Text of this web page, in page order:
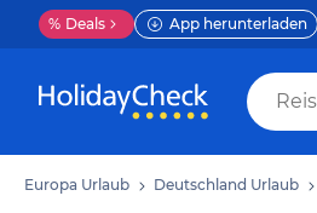
% Deals App herunterladen
Europa Urlaub Deutschland Urlaub